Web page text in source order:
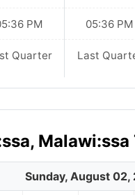
PM
Quarter
05:36 PM
Last
Malawi:ssa
Sunday, August 02,